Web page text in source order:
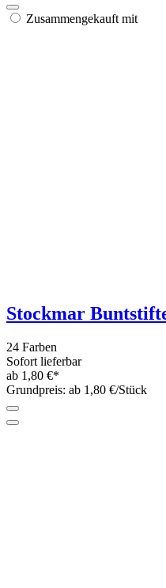
Zusammengekauft mit
Stockmar
24 Farben
Sofort lieferbar
ab 1,80 €*
Grundpreis: ab 1,80 €/Stück